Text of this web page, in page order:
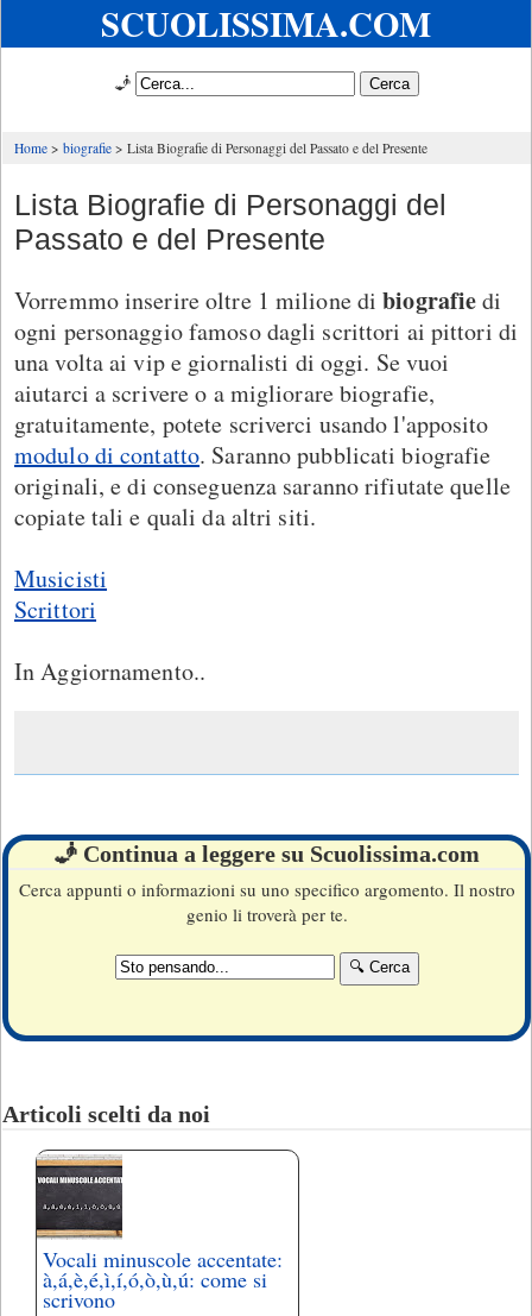
SCUOLISSIMA.COM
🧞
Home biografie Lista Biografie di Personaggi del Passato e del Presente
Lista Biografie di Personaggi del
Passato e del Presente
Vorremmo inserire oltre 1 milione dibiografiedi
ogni personaggio famoso dagli scrittori ai pittori di
una volta ai vip e giornalisti di oggi. Se vuoi
aiutarci a scrivere o a migliorare biografie,
gratuitamente, potete scriverci usando l'apposito
modulo di contatto. Saranno pubblicati biografie
originali, e di conseguenza saranno rifiutate quelle
copiate tali e quali da altri siti.
Musicisti
Scrittori
In Aggiornamento..
🧞 Continua a leggere su Scuolissima.com
Cerca appunti o informazioni su uno specifico argomento. Il nostro
genio li troverà per te.
Articoli scelti da noi
Vocali minuscole accentate:
à,á,è,é,ì,í,ó,ò,ù,ú: come si
scrivono